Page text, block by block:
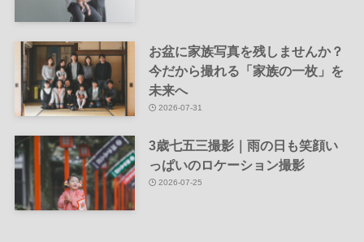
お盆に家族写真を残しませんか？
今だから撮れる「家族の一枚」を
未来へ
2026-07-31
3歳七五三撮影｜雨の日も笑顔い
っぱいのロケーション撮影
2026-07-25